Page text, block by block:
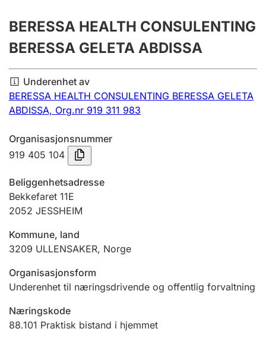
Årsregnskap
Innsending og forsinkelsesgebyr
Tinglysing
Jeger
Betaling og jegeravgiftskort
Ektepaktveileder
Offentlig sektor
Andre tema
BERESSA HEALTH CONSULENTING
BERESSA GELETA ABDISSA
Underenhet av
BERESSA HEALTH CONSULENTING BERESSA GELETA
ABDISSA, Org.nr 919 311 983
Organisasjonsnummer
919 405 104
Beliggenhetsadresse
Bekkefaret 11E
2052 JESSHEIM
Kommune, land
3209 ULLENSAKER, Norge
Organisasjonsform
Underenhet til næringsdrivende og offentlig forvaltning
Næringskode
88.101 Praktisk bistand i hjemmet